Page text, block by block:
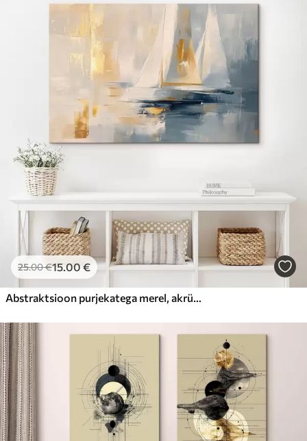
25.00€15.00€
Abstraktsioon purjekatega merel, akrüülstiilis, päikeseloojangul